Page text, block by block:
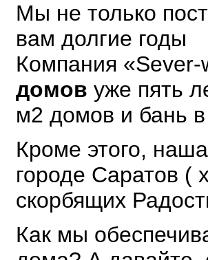
Мы не только
вам долгие годы
Компания
домов уже пять
м2 домов и бань в
Кроме этого,
городе Саратов (
скорбящих
Как мы